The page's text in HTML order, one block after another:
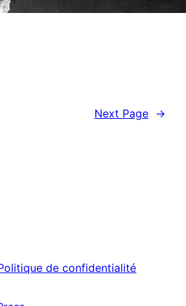
Next Page →
de confidentialité